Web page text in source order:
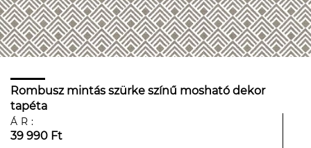
Rombusz mintás szürke színű mosható dekor
tapéta
ÁR:
39 990 Ft